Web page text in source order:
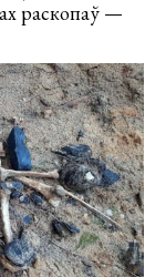
раскопаў —